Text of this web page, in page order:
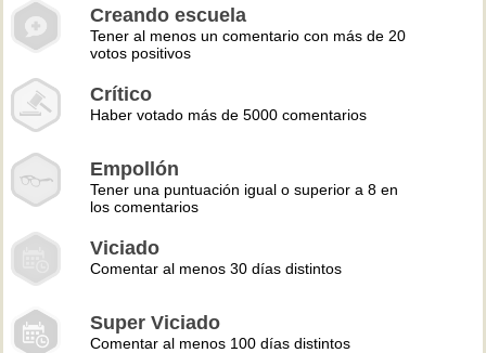
Creando escuela
Tener al menos un comentario con más de 20
votos positivos
Crítico
Haber votado más de 5000 comentarios
Empollón
Tener una puntuación igual o superior a 8 en
los comentarios
Viciado
Comentar al menos 30 días distintos
Super Viciado
Comentar al menos 100 días distintos